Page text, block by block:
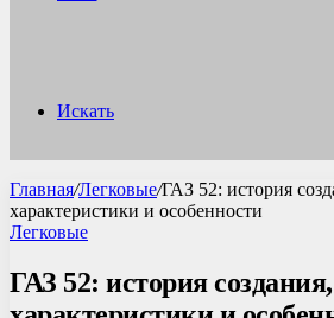
Искать
Главная/Легковые/ГАЗ 52: история
характеристики и особенности
Легковые
ГАЗ 52: история